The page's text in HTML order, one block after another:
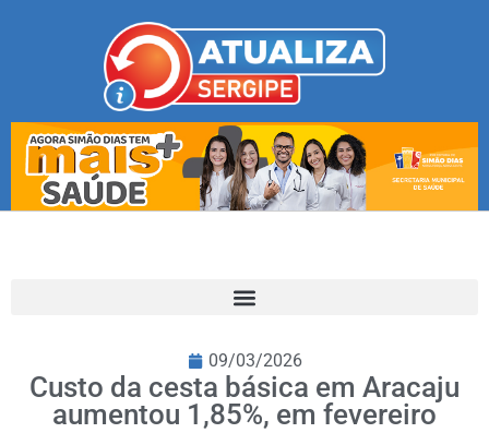
09/03/2026
Custo da cesta básica em Aracaju
aumentou 1,85%, em fevereiro